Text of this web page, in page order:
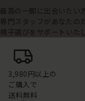
最高の一脚に出会いたい
専門スタッフがあなたの
椅子選びをサポートいた
3,980円以上の
ご購入で
送料無料